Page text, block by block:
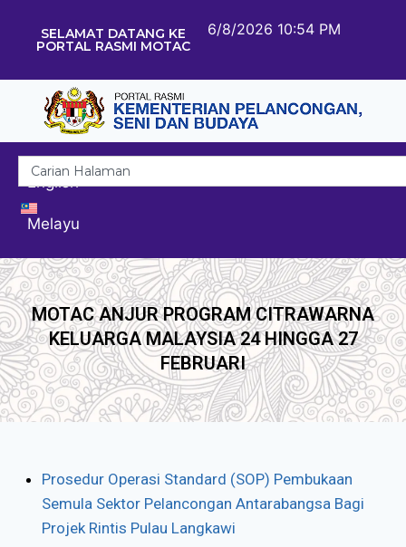
SELAMAT DATANG KE
PORTAL RASMI MOTAC
6/8/2026 10:54 PM
English
Melayu
MOTAC ANJUR PROGRAM CITRAWARNA
KELUARGA MALAYSIA 24 HINGGA 27
FEBRUARI
Prosedur Operasi Standard (SOP) Pembukaan
Semula Sektor Pelancongan Antarabangsa Bagi
Projek Rintis Pulau Langkawi